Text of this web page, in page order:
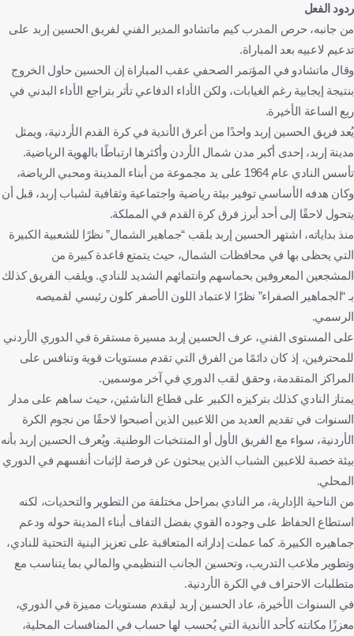
ردود الفعل
من جانبه، حرص المدرب كيم ماتشادو المدير الفني لفريق الحسين إربد على
تدعيم لاعبيه بعد المباراة.
وقال ماتشادو في المؤتمر الصحفي عقب المباراة إن الحسين حاول الخروج
بنتيجة إيجابية رغم الغيابات، ولكن الأداء الدفاعي تأثر بتراجع الأداء البدني في
ربع الساعة الأخيرة.
يُعد فريق الحسين إربد واحدًا من أعرق الأندية في كرة القدم الأردنية، ويمثل
مدينة إربد، إحدى أكبر مدن شمال الأردن وأكثرها ارتباطًا بالهوية الرياضية.
تأسس النادي عام 1964 على يد مجموعة من أبناء المدينة ومحبي الرياضة،
وكان هدفه الأساسي توفير بيئة رياضية واجتماعية وثقافية لشباب إربد، قبل أن
يتحول لاحقًا إلى أحد أبرز فرق كرة القدم في المملكة.
منذ بداياته، اشتهر الحسين إربد بلقب “جماهير الشمال” نظرًا للشعبية الكبيرة
التي يحظى بها في محافظات الشمال، حيث يتمتع قاعدة كبيرة من
المشجعين المعروفين بحماسهم وانتمائهم الشديد للنادي. ويلقب الفريق كذلك
بـ “الجماهير الصفراء” نظرًا لاعتماد اللون الأصفر كلون رئيسي لقميصه
الرسمي.
على المستوى الفني، عرف الحسين إربد مسيرة مستقرة في الدوري الأردني
للمحترفين، إذ كان دائمًا من الفرق التي تقدم مستويات قوية وتنافس على
المراكز المتقدمة، وحقق لقب الدوري في آخر موسمين.
يمتاز النادي كذلك بتركيزه الكبير على قطاع الناشئين، حيث ساهم على مدار
السنوات في تقديم العديد من اللاعبين الذين أصبحوا لاحقًا من نجوم الكرة
الأردنية، سواء مع الفريق الأول أو المنتخبات الوطنية. ويُعرف الحسين إربد بأنه
بيئة خصبة للاعبين الشباب الذين يبحثون عن فرصة لإثبات أنفسهم في الدوري
المحلي.
من الناحية الإدارية، مر النادي بمراحل مختلفة من التطوير والتحديات، لكنه
استطاع الحفاظ على وجوده القوي بفضل التفاف أبناء المدينة حوله ودعم
جماهيره الكبيرة. كما عملت إداراته المتعاقبة على تعزيز البنية التحتية للنادي،
وتطوير ملاعب التدريب، وتحسين الجانب التنظيمي والمالي بما يتناسب مع
متطلبات الاحتراف في الكرة الأردنية.
في السنوات الأخيرة، عاد الحسين إربد ليقدم مستويات مميزة في الدوري،
معززًا مكانته كأحد الأندية التي يُحسب لها حساب في المنافسات المحلية،